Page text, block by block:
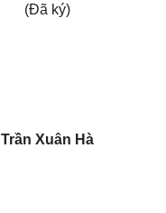
(Đã ký)
Trần Xuân Hà